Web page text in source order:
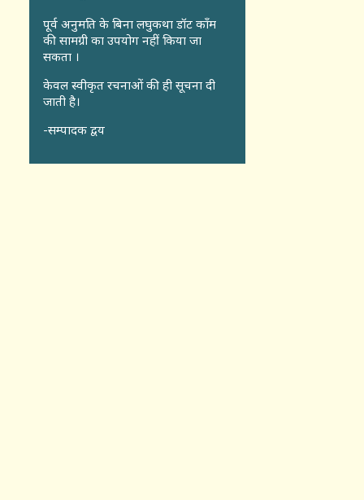
पूर्व अनुमति के बिना लघुकथा डॉट कॉंम
की सामग्री का उपयोग नहीं किया जा
सकता ।
केवल स्वीकृत रचनाओं की ही सूचना दी
जाती है।
-सम्पादक द्वय